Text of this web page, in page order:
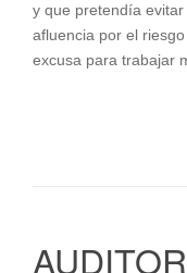
y que pretendía
afluencia por el
excusa para trabajar